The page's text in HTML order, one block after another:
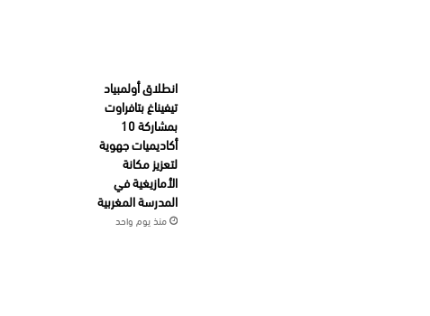
انطلاق أولمبياد
تيفيناغ بتافراوت
بمشاركة 10
أكاديميات جهوية
لتعزيز مكانة
الأمازيغية في
المدرسة المغربية
منذ يوم واحد